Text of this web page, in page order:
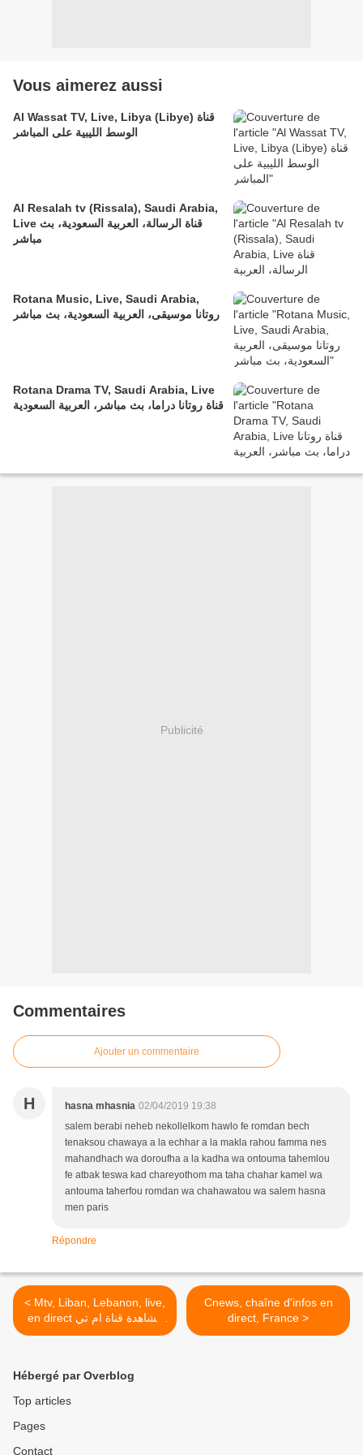
Vous aimerez aussi
Al Wassat TV, Live, Libya (Libye) قناة
الوسط الليبية على المباشر
Al Resalah tv (Rissala), Saudi Arabia,
Live قناة الرسالة، العربية السعودية، بث
مباشر
Rotana Music, Live, Saudi Arabia,
روتانا موسيقى، العربية السعودية، بث مباشر
Rotana Drama TV, Saudi Arabia, Live
قناة روتانا دراما، بث مباشر، العربية السعودية
Publicité
Commentaires
Ajouter un commentaire
H hasna mhasnia 02/04/2019 19:38
salem berabi neheb nekollelkom hawlo fe romdan bech
tenaksou chawaya a la echhar a la makla rahou famma nes
mahandhach wa doroufha a la kadha wa ontouma tahemlou
fe atbak teswa kad chareyothom ma taha chahar kamel wa
antouma taherfou romdan wa chahawatou wa salem hasna
men paris
Répondre
< Mtv, Liban, Lebanon, live,
en direct مشاهدة قناة ام تي
في لبنان بث مباشر
Cnews, chaîne d'infos en
direct, France >
Hébergé par Overblog
Top articles
Pages
Contact